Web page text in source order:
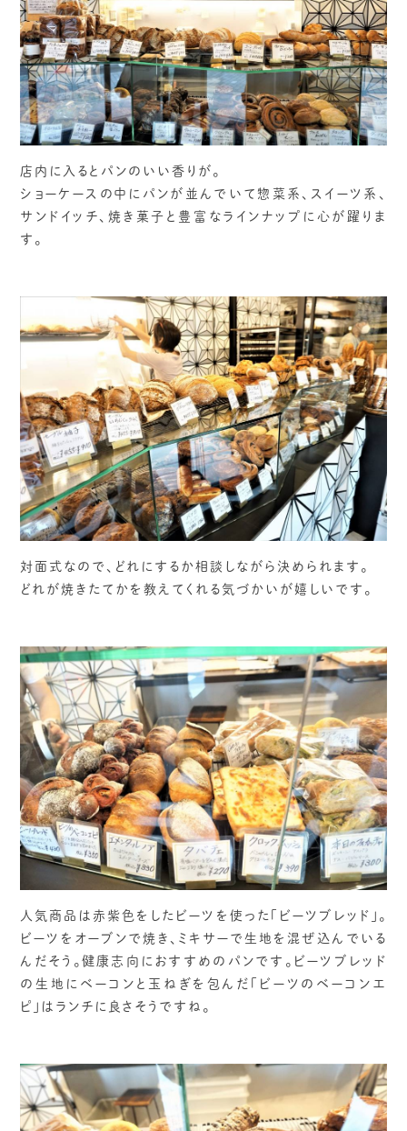
店内に入るとパンのいい香りが。
ショーケースの中にパンが並んでいて惣菜系、スイーツ系、
サンドイッチ、焼き菓子と豊富なラインナップに心が躍りま
す。
対面式なので、どれにするか相談しながら決められます。
どれが焼きたてかを教えてくれる気づかいが嬉しいです。
人気商品は赤紫色をしたビーツを使った「ビーツブレッド」。
ビーツをオーブンで焼き、ミキサーで生地を混ぜ込んでいる
んだそう。健康志向におすすめのパンです。ビーツブレッド
の生地にベーコンと玉ねぎを包んだ「ビーツのベーコンエ
ピ」はランチに良さそうですね。